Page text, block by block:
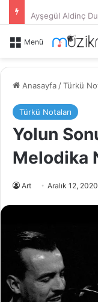
Menü
Anasayfa /Türkü
Türkü Notaları
Yolun
Melodika
Art Aralık 12, 2020